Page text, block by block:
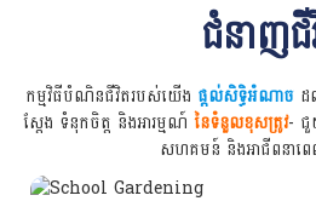
ជំនាញ
កម្មវិធីបំណិនជីវិតរបស់យើង ផ្តល់សិទ្ធិអំណាច ដ
ស្តែង ទំនុកចិត្ត និងអារម្មណ៍ នៃទំនួលខុសត្រូវ- ជួ
សហគមន៍ និងអាជីពនាព